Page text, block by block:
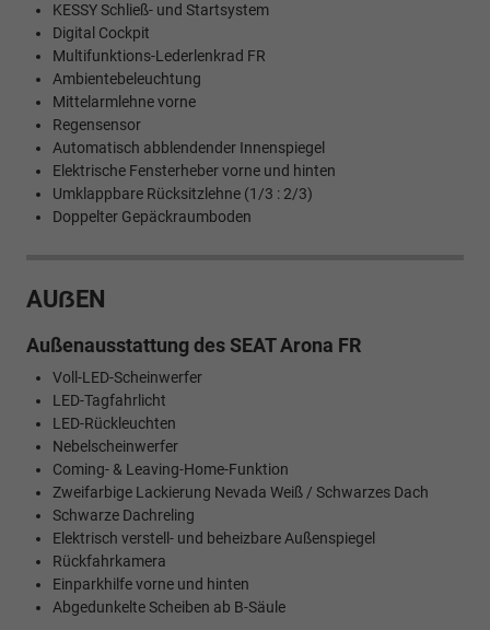
KESSY Schließ- und Startsystem
Digital Cockpit
Multifunktions-Lederlenkrad FR
Ambientebeleuchtung
Mittelarmlehne vorne
Regensensor
Automatisch abblendender Innenspiegel
Elektrische Fensterheber vorne und hinten
Umklappbare Rücksitzlehne (1/3 : 2/3)
Doppelter Gepäckraumboden
AUẞEN
Außenausstattung des SEAT Arona FR
Voll-LED-Scheinwerfer
LED-Tagfahrlicht
LED-Rückleuchten
Nebelscheinwerfer
Coming- & Leaving-Home-Funktion
Zweifarbige Lackierung Nevada Weiß / Schwarzes Dach
Schwarze Dachreling
Elektrisch verstell- und beheizbare Außenspiegel
Rückfahrkamera
Einparkhilfe vorne und hinten
Abgedunkelte Scheiben ab B-Säule